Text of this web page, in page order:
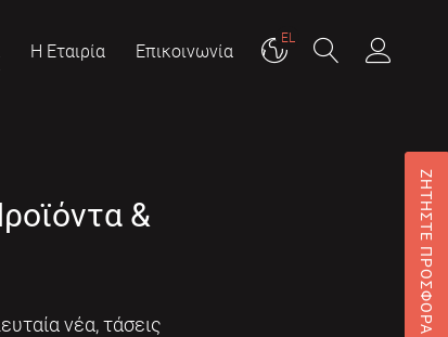
Η Εταιρία Επικοινωνία
EL
&
νέα, τάσεις
ΖΗΤΗΣΤΕ ΠΡΟΣΦΟΡΑ